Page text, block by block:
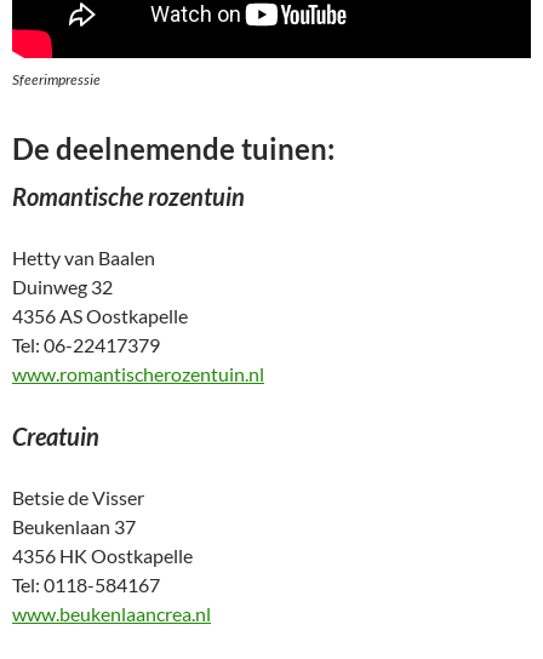
Sfeerimpressie
De deelnemende tuinen:
Romantische rozentuin
Hetty van Baalen
Duinweg 32
4356 AS Oostkapelle
Tel: 06-22417379
www.romantischerozentuin.nl
Creatuin
Betsie de Visser
Beukenlaan 37
4356 HK Oostkapelle
Tel: 0118-584167
www.beukenlaancrea.nl